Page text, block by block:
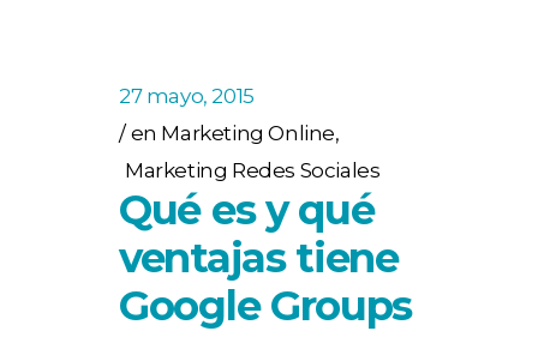
27 mayo, 2015
en Marketing Online,
Marketing Redes Sociales
Qué es y qué
ventajas tiene
Google Groups